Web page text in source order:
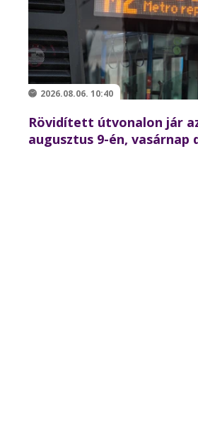
2026.08.06. 10:40
Rövidített útvonalon jár
augusztus 9-én, vasárnap